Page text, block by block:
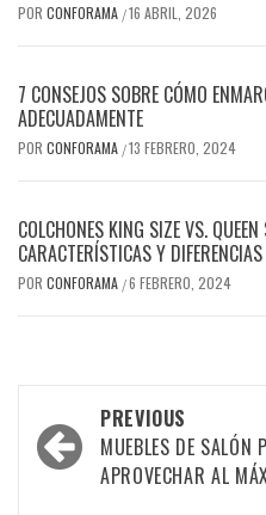
POR CONFORAMA /16 ABRIL, 2026
7 CONSEJOS SOBRE CÓMO
ADECUADAMENTE
POR CONFORAMA /13 FEBRERO, 2024
COLCHONES KING SIZE VS.
CARACTERÍSTICAS Y DIFERENCIAS
POR CONFORAMA /6 FEBRERO, 2024
Post
navigation
PREVIOUS
MUEBLES DE SALÓN
APROVECHAR AL